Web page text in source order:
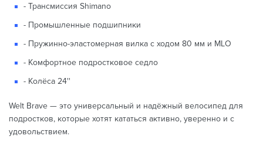
- Трансмиссия Shimano
- Промышленные подшипники
- Пружинно-эластомерная вилка с ходом 80 мм и MLO
- Комфортное подростковое седло
- Колёса 24''
Welt Brave — это универсальный и надёжный велосипед для
подростков, которые хотят кататься активно, уверенно и с
удовольствием.